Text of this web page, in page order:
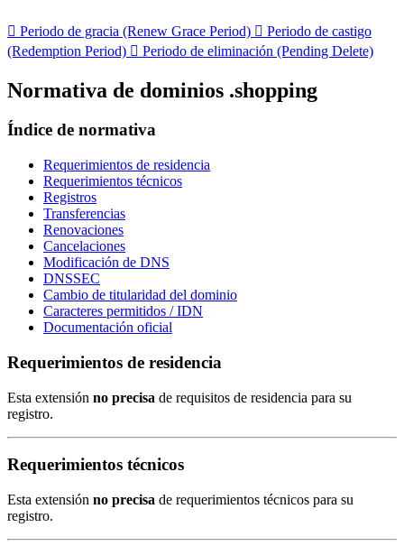
 Periodo de gracia (Renew Grace Period)  Periodo de castigo
(Redemption Period)  Periodo de eliminación (Pending Delete)
Normativa de dominios .shopping
Índice de normativa
Requerimientos de residencia
Requerimientos técnicos
Registros
Transferencias
Renovaciones
Cancelaciones
Modificación de DNS
DNSSEC
Cambio de titularidad del dominio
Caracteres permitidos / IDN
Documentación oficial
Requerimientos de residencia
Esta extensión no precisa de requisitos de residencia para su
registro.
Requerimientos técnicos
Esta extensión no precisa de requerimientos técnicos para su
registro.